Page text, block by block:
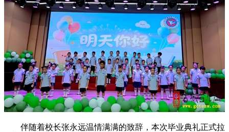
伴随着校长张永远温情满满的致辞，本次毕业典礼正式拉